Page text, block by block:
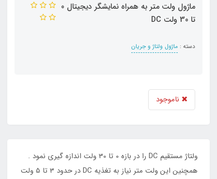
ماژول ولت متر به همراه نمایشگر دیجیتال 0
تا 30 ولت DC
دسته : ماژول ولتاژ و جریان
ناموجود
ولتاژ مستقیم DC را در بازه 0 تا 30 ولت اندازه گیری نمود .
همچنین این ولت متر نیاز به تغذیه DC در حدود 3 تا 5 ولت